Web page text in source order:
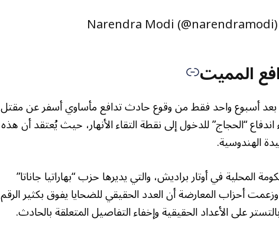
المميت
بعد أسبوع واحد فقط من وقوع حادث تدافع مأساوي أسفر عن مقتل
“الحجاج” للدخول إلى نقطة التقاء الأنهار، حيث يُعتقد أن هذه
الهندوسية.
المحلية في أوتار براديش، والتي يديرها حزب “بهاراتيا جاناتا”
أحزاب المعارضة أن العدد الحقيقي للضحايا يفوق بكثير الرقم
على الأعداد الحقيقية وإخفاء التفاصيل المتعلقة بالحادث.